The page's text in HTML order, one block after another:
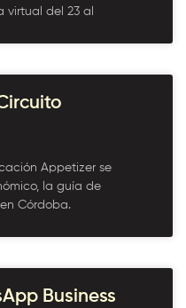
virtual del 23 al
Appetizer se
la guía de
Córdoba.
Business